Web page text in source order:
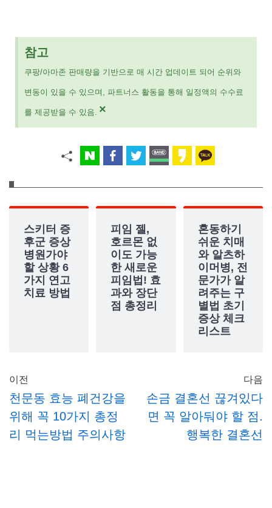
참고
쿠팡/아마존 판매량을 기반으로 매 시간 업데이트 되어 순위와
변동이 있을 수 있으며, 파트너스 활동을 통해 일정액의 수수료
를 제공받을 수 있음. ×
스키터 증
후군 증상
병원가야
할 상황 6
가지 연고
치료 방법
피임 젤,
호르몬 없
이도 가능
한 새로운
피임법! 효
과와 장단
점 총정리
혼동하기
쉬운 치매
와 알츠하
이머병, 전
문가가 알
려주는 구
별법 초기
증상 체크
리스트
이전
천문동 효능 폐건강을
위해 꼭 10가지 총정
리 먹는방법 주의사항
다음
손금 결혼선 끊겨있다
면 꼭 알아둬야 할 점.
행복한 결혼선